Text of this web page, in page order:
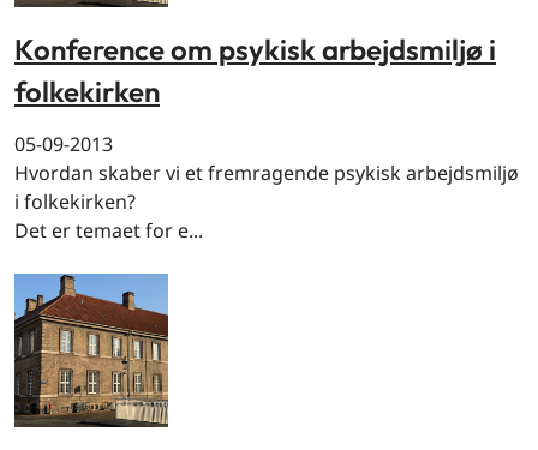
Konference om psykisk arbejdsmiljø i
folkekirken
05-09-2013
Hvordan skaber vi et fremragende psykisk arbejdsmiljø
i folkekirken?
Det er temaet for e...